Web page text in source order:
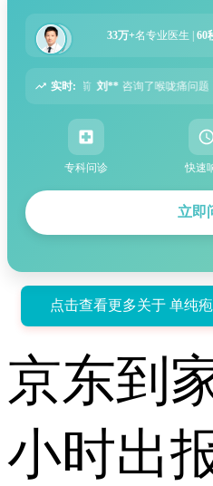
33万+名专业医生 | 60
实时:
痛问题 2分钟前 李** 咨询了湿疹问题
专科问诊 快速
立即
点击查看更多关于 单纯
京东到
小时出